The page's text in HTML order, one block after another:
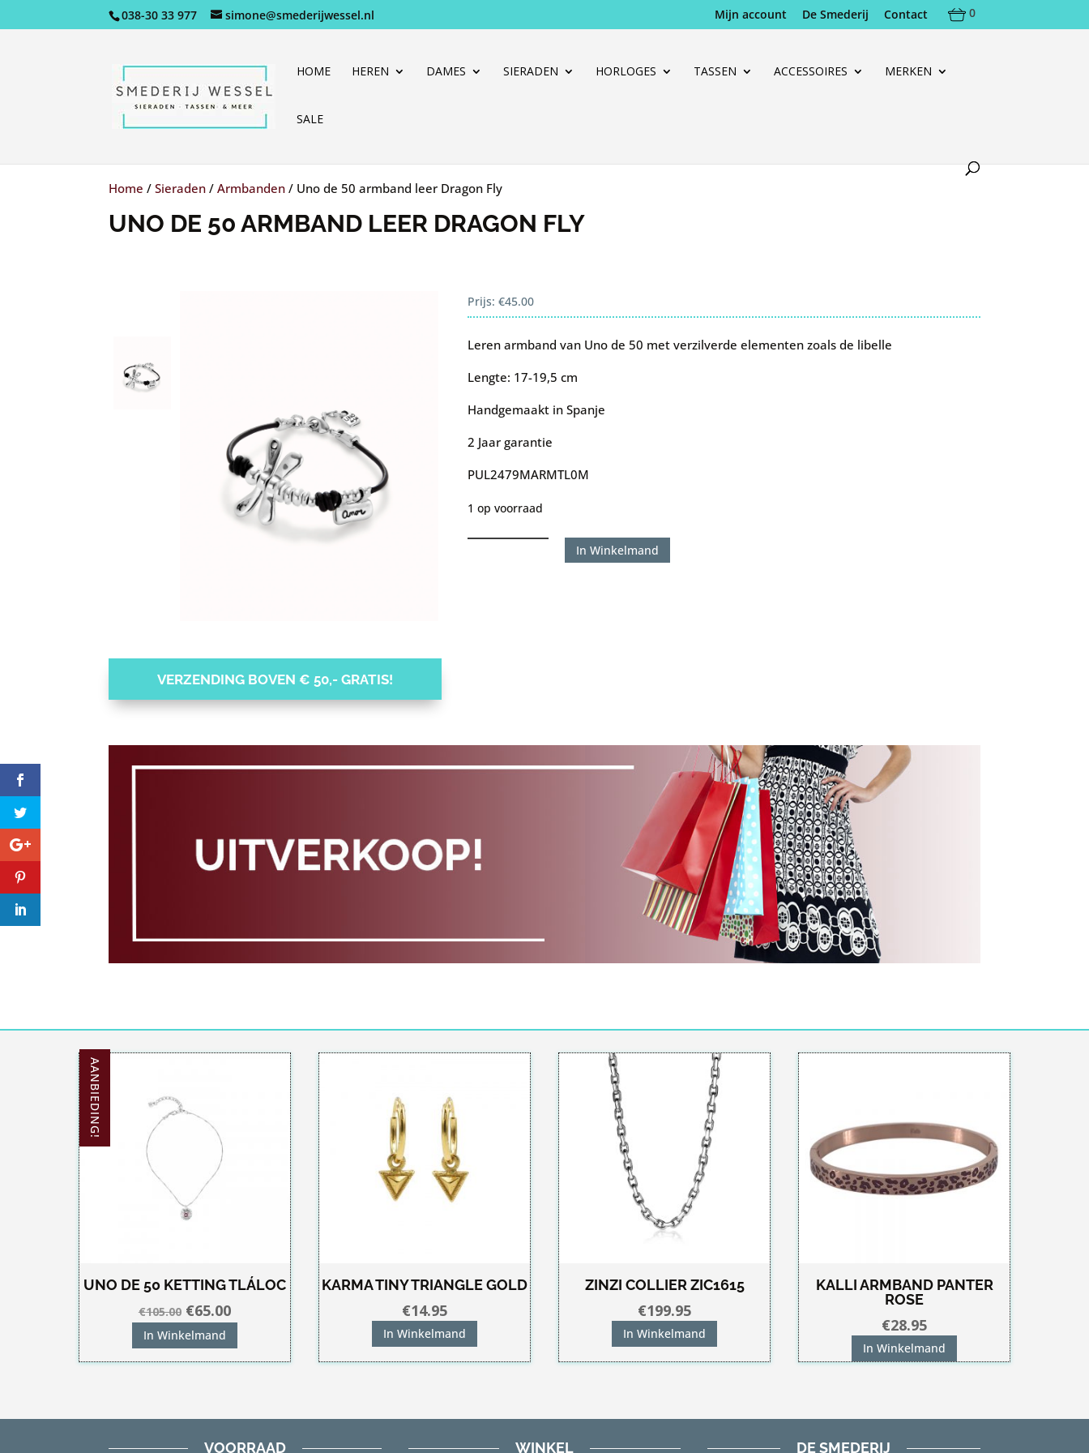
038-30 33 977 simone@smederijwessel.nl Mijn account De Smederij Contact 0
HOME HEREN DAMES SIERADEN HORLOGES TASSEN ACCESSOIRES MERKEN
SALE
Producten
Home /Sieraden /Armbanden / Uno de 50 armband leer Dragon Fly
UNO DE 50 ARMBAND LEER DRAGON FLY
VERZENDING BOVEN € 50,- GRATIS!
Prijs:€45.00
Leren armband van Uno de 50 met verzilverde elementen zoals de libelle
Lengte: 17-19,5 cm
Handgemaakt in Spanje
2 Jaar garantie
PUL2479MARMTL0M
1 op voorraad
In Winkelmand
AANBIEDING!
UNO DE 50 KETTING TLÁLOC
€105.00 Oorspronkelijke
prijs
was:
€65.00Huidige
is:
In Winkelmand
KARMA TINY TRIANGLE GOLD
€14.95
In Winkelmand
ZINZI COLLIER ZIC1615
€199.95
In Winkelmand
KALLI ARMBAND PANTER
ROSE
€28.95
In Winkelmand
VOORRAAD WINKEL DE SMEDERIJ